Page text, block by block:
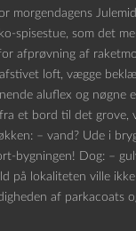
morgendagens
spisestue, som det
afprøvning af
loft, vægge
aluflex og nøgne
et bord til det grove,
– vand? Ude i
bygningen! Dog: –
på lokaliteten ville
af parkacoats